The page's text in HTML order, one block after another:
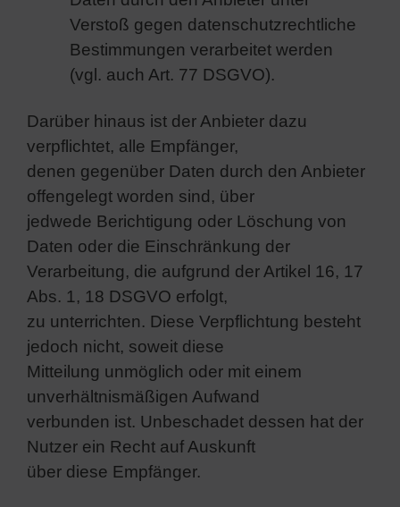
Verstoß gegen datenschutzrechtliche
Bestimmungen verarbeitet werden
(vgl. auch Art. 77 DSGVO).
Darüber hinaus ist der Anbieter dazu
verpflichtet, alle Empfänger,
denen gegenüber Daten durch den Anbieter
offengelegt worden sind, über
jedwede Berichtigung oder Löschung von
Daten oder die Einschränkung der
Verarbeitung, die aufgrund der Artikel 16, 17
Abs. 1, 18 DSGVO erfolgt,
zu unterrichten. Diese Verpflichtung besteht
jedoch nicht, soweit diese
Mitteilung unmöglich oder mit einem
unverhältnismäßigen Aufwand
verbunden ist. Unbeschadet dessen hat der
Nutzer ein Recht auf Auskunft
über diese Empfänger.